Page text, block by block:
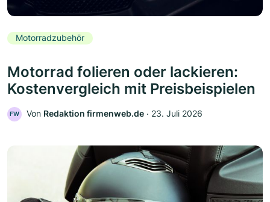
Motorradzubehör
Motorrad folieren oder lackieren:
Kostenvergleich mit Preisbeispielen
FW Von Redaktion firmenweb.de ‧ 23. Juli 2026